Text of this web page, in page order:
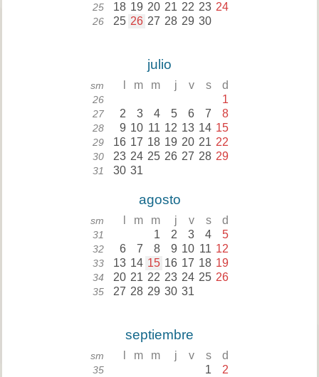
25 18 19 20 21 22 23 24
26 25 26 27 28 29 30
julio
sm m m j v s d
26 1
27 2 3 4 5 6 7 8
28 9 10 11 12 13 14 15
29 16 17 18 19 20 21 22
30 23 24 25 26 27 28 29
31 30 31
agosto
sm m m j v s d
31 1 2 3 4 5
32 6 7 8 9 10 11 12
33 13 14 15 16 17 18 19
34 20 21 22 23 24 25 26
35 27 28 29 30 31
septiembre
sm m m j v s d
35 1 2